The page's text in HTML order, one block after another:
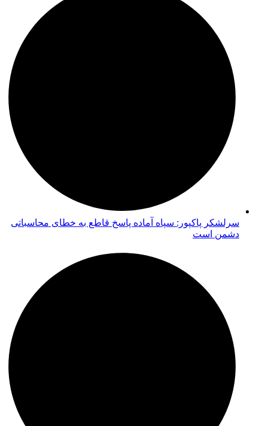
سرلشکر پاکپور: سپاه آماده پاسخ قاطع به خطای محاسباتی
دشمن است